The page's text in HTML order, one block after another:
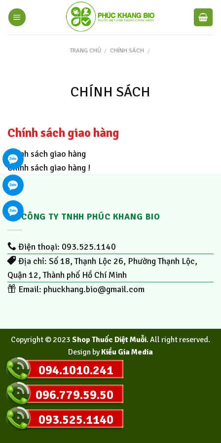
TRANG CHỦ / CHÍNH SÁCH /
CHÍNH SÁCH
Chính sách giao hàng
Chính sách giao hàng
Chính sách giao hàng !
CÔNG TY TNHH PHÚC KHANG BIO
Điện thoại: 093.525.1140
Địa chỉ: Số 18, Thạnh Lộc 26, Phường Thạnh Lộc,
Quận 12, Thành phố Hồ Chí Minh
Email: phuckhang.bio@gmail.com
Copyright © 2023 Shop Thuốc Diệt Muỗi. All right reserved.
Design byKiều Gia Media
094.1010.241
096.779.59.50
093.525.1140